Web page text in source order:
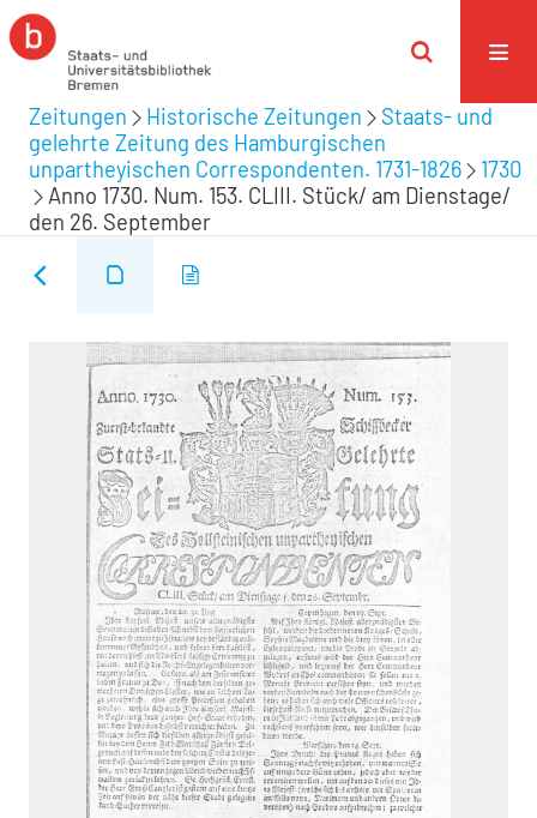
Zeitungen Historische Zeitungen
Staats- und
gelehrte Zeitung des Hamburgischen
unpartheyischen Correspondenten. 1731-1826
1730
Anno 1730. Num. 153. CLIII. Stück/ am Dienstage/
den 26. September